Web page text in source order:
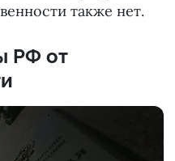
также нет.
РФ от